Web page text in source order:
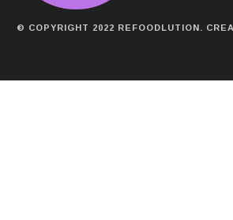
© COPYRIGHT 2022 REFOODLUTION.